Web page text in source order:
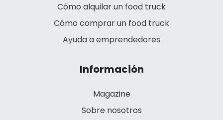
Cómo alquilar un food truck
Cómo comprar un food truck
Ayuda a emprendedores
Información
Magazine
Sobre nosotros